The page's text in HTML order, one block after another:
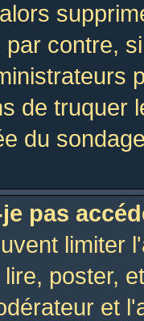
contre,
de truquer
du
pas
limiter
poster,
et